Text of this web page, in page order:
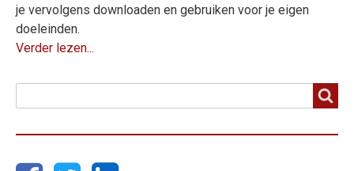
je vervolgens downloaden en gebruiken voor je eigen
doeleinden.
Verder lezen...